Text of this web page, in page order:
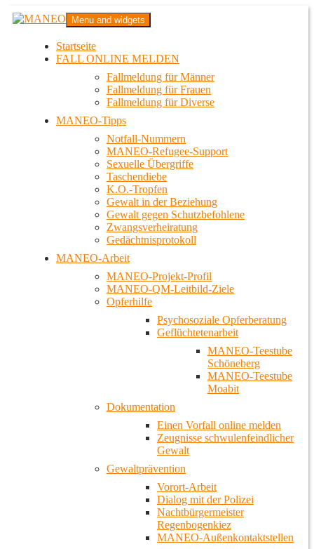
Zum
InhaltMANEO
Das schwule Anti-Gewalt-Projekt in Berlin
Menu and widgets
Startseite
FALL ONLINE MELDEN
Fallmeldung für Männer
Fallmeldung für Frauen
Fallmeldung für Diverse
MANEO-Tipps
Notfall-Nummern
MANEO-Refugee-Support
Sexuelle Übergriffe
Taschendiebe
K.O.-Tropfen
Gewalt in der Beziehung
Gewalt gegen Schutzbefohlene
Zwangsverheiratung
Gedächtnisprotokoll
MANEO-Arbeit
MANEO-Projekt-Profil
MANEO-QM-Leitbild-Ziele
Opferhilfe
Psychosoziale Opferberatung
Geflüchtetenarbeit
MANEO-Teestube
Schöneberg
MANEO-Teestube
Moabit
Dokumentation
Einen Vorfall online melden
Zeugnisse schwulenfeindlicher
Gewalt
Gewaltprävention
Vorort-Arbeit
Dialog mit der Polizei
Nachtbürgermeister
Regenbogenkiez
MANEO-Außenkontaktstellen